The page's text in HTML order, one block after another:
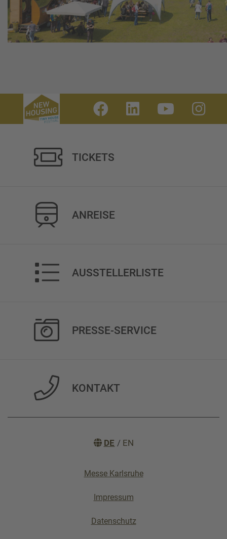
TICKETS
ANREISE
AUSSTELLERLISTE
PRESSE-SERVICE
KONTAKT
DE / EN
Messe Karlsruhe
Impressum
Datenschutz